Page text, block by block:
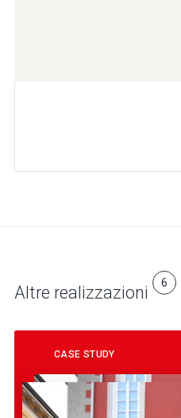
Altre realizzazioni 6
CASE STUDY